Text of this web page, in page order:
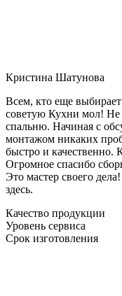
Кристина Шатунова
Всем, кто еще
советую Кухни мол! Не
спальню. Начиная с
монтажом никаких
быстро и качественно.
Огромное спасибо
Это мастер своего
здесь.
Качество продукции
Уровень сервиса
Срок изготовления